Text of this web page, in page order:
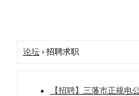
论坛› 招聘求职
【招聘】三藩市正规电